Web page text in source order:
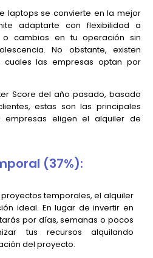
laptops se convierte en la mejor
adaptarte con flexibilidad a
o cambios en tu operación sin
No obstante, existen
las empresas optan por
Score del año pasado, basado
estas son las principales
eligen el alquiler de
(37%):
temporales, el alquiler
ideal. En lugar de invertir en
por días, semanas o pocos
tus recursos alquilando
del proyecto.